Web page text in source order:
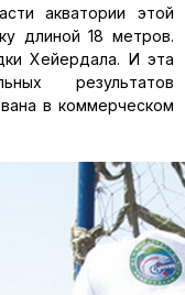
акватории этой
длиной 18 метров.
Хейердала. И эта
результатов
в коммерческом